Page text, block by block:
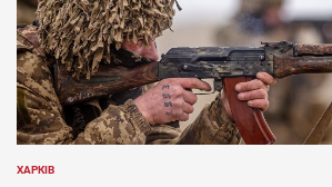
області
ОПУБЛІКУВАТИ
ХАРКІВ